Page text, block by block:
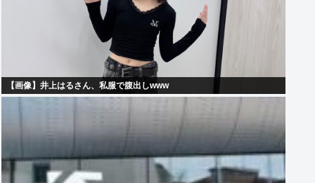
【画像】井上はるさん、私服で腹出しwww